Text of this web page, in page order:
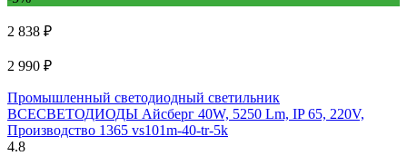
2 838 ₽
2 990 ₽
Промышленный светодиодный светильник
ВСЕСВЕТОДИОДЫ Айсберг 40W, 5250 Lm, IP 65, 220V,
Производство 1365 vs101m-40-tr-5k
4.8